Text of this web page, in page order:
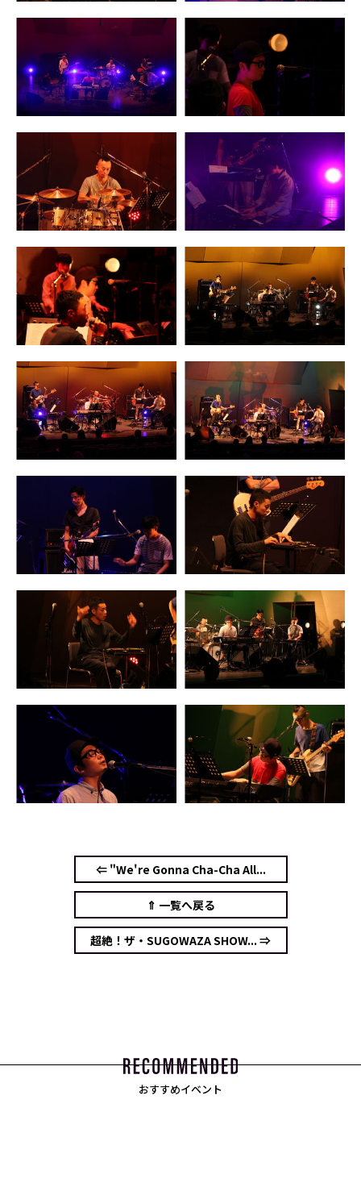
⇐ "We're Gonna Cha-Cha All...
⇑ 一覧へ戻る
超絶！ザ・SUGOWAZA SHOW... ⇒
おすすめイベント